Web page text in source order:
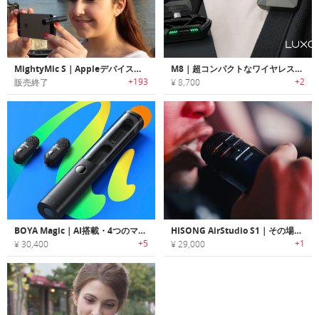
MightyMic S｜Appleデバイス用ショットガンビデオマイク「マイティーマイクエス」
販売終了 +193
M8｜超コンパクトなワイヤレス外付けマイク
¥ 8,700 +2
BOYA Magic｜AI搭載・4つのマイクモード対応スマートマイク
¥ 30,400 +5
HISONG AirStudio S1｜その場がレコーディングルームに変わるイヤホン付き手持ちマイクスタジオ
¥ 29,000 +1